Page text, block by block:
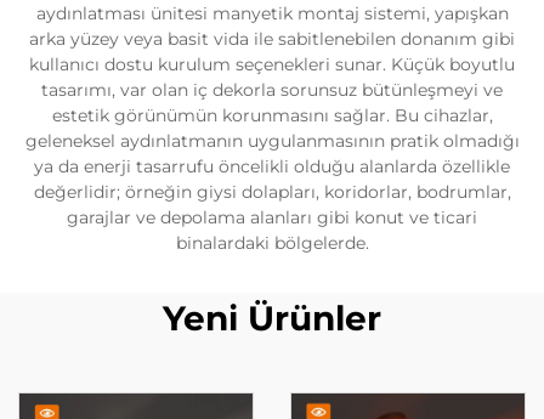
aydınlatması ünitesi manyetik montaj sistemi, yapışkan
arka yüzey veya basit vida ile sabitlenebilen donanım gibi
kullanıcı dostu kurulum seçenekleri sunar. Küçük boyutlu
tasarımı, var olan iç dekorla sorunsuz bütünleşmeyi ve
estetik görünümün korunmasını sağlar. Bu cihazlar,
geleneksel aydınlatmanın uygulanmasının pratik olmadığı
ya da enerji tasarrufu öncelikli olduğu alanlarda özellikle
değerlidir; örneğin giysi dolapları, koridorlar, bodrumlar,
garajlar ve depolama alanları gibi konut ve ticari
binalardaki bölgelerde.
Yeni Ürünler